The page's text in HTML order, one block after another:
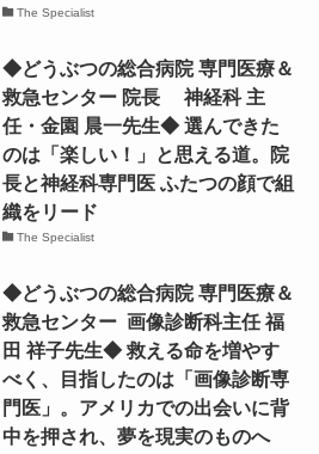
The Specialist
◆どうぶつの総合病院 専門医療＆
救急センター 院長 神経科 主
任・金園 晨一先生◆ 選んできた
のは「楽しい！」と思える道。院
長と神経科専門医 ふたつの顔で組
織をリード
The Specialist
◆どうぶつの総合病院 専門医療＆
救急センター 画像診断科主任 福
田 祥子先生◆ 救える命を増やす
べく、目指したのは「画像診断専
門医」。アメリカでの出会いに背
中を押され、夢を現実のものへ